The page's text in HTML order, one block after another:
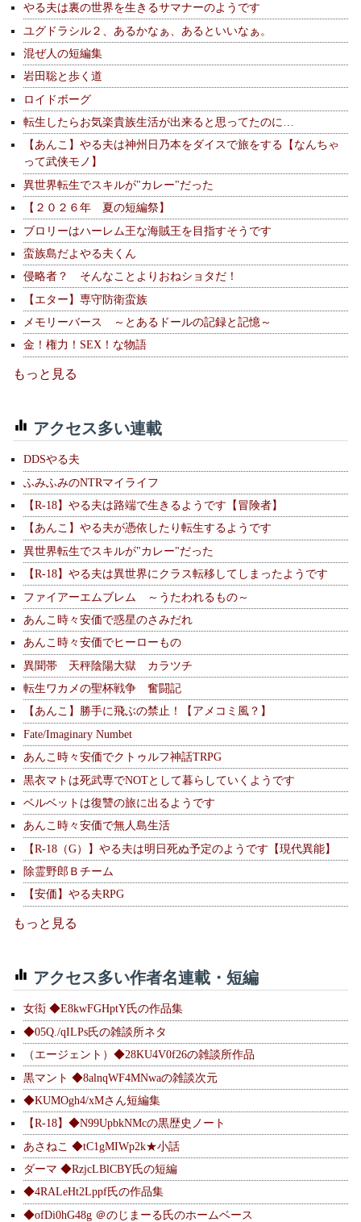
やる夫は裏の世界を生きるサマナーのようです
ユグドラシル２、あるかなぁ、あるといいなぁ。
混ぜ人の短編集
岩田聡と歩く道
ロイドボーグ
転生したらお気楽貴族生活が出来ると思ってたのに…
【あんこ】やる夫は神州日乃本をダイスで旅をする【なんちゃ
って武侠モノ】
異世界転生でスキルが"カレー"だった
【２０２６年 夏の短編祭】
ブロリーはハーレム王な海賊王を目指すそうです
蛮族島だよやる夫くん
侵略者？ そんなことよりおねショタだ！
【エター】専守防衛蛮族
メモリーバース ～とあるドールの記録と記憶～
金！権力！SEX！な物語
もっと見る
アクセス多い連載
DDSやる夫
ふみふみのNTRマイライフ
【R-18】やる夫は路端で生きるようです【冒険者】
【あんこ】やる夫が憑依したり転生するようです
異世界転生でスキルが"カレー"だった
【R-18】やる夫は異世界にクラス転移してしまったようです
ファイアーエムブレム ～うたわれるもの～
あんこ時々安価で惑星のさみだれ
あんこ時々安価でヒーローもの
異聞帯 天秤陰陽大獄 カラツチ
転生ワカメの聖杯戦争 奮闘記
【あんこ】勝手に飛ぶの禁止！【アメコミ風？】
Fate/Imaginary Numbet
あんこ時々安価でクトゥルフ神話TRPG
黒衣マトは死武専でNOTとして暮らしていくようです
ベルベットは復讐の旅に出るようです
あんこ時々安価で無人島生活
【R-18（G）】やる夫は明日死ぬ予定のようです【現代異能】
除霊野郎Ｂチーム
【安価】やる夫RPG
もっと見る
アクセス多い作者名連載・短編
女衒 ◆E8kwFGHptY氏の作品集
◆05Q./qILPs氏の雑談所ネタ
（エージェント）◆28KU4V0f26の雑談所作品
黒マント ◆8alnqWF4MNwaの雑談次元
◆KUMOgh4/xMさん短編集
【R-18】◆N99UpbkNMcの黒歴史ノート
あさねこ ◆tC1gMIWp2k★小話
ダーマ ◆RzjcLBlCBY氏の短編
◆4RALeHt2Lppf氏の作品集
◆ofDi0hG48g ＠のじまーる氏のホームベース